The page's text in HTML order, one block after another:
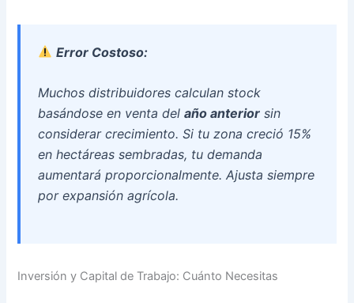
Error Costoso:
Muchos distribuidores calculan stock
basándose en venta delaño anterior sin
considerar crecimiento. Si tu zona creció 15%
en hectáreas sembradas, tu demanda
aumentará proporcionalmente. Ajusta siempre
por expansión agrícola.
Inversión y Capital de Trabajo: Cuánto Necesitas